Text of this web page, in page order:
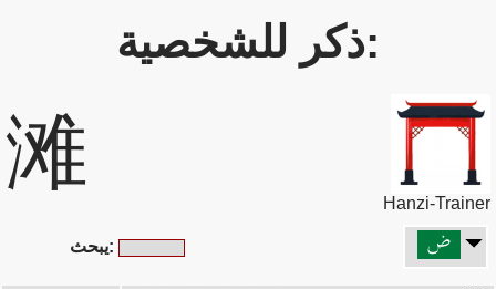
ذكر للشخصية:
滩
Hanzi-Trainer
يبحث: